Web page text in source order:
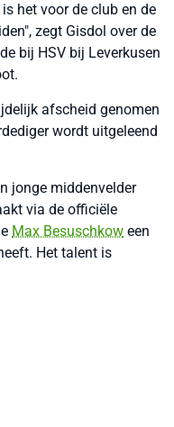
het voor de club en de
zegt Gisdol over de
bij HSV bij Leverkusen
afscheid genomen
wordt uitgeleend
jonge middenvelder
via de officiële
Max Besuschkow een
Het talent is